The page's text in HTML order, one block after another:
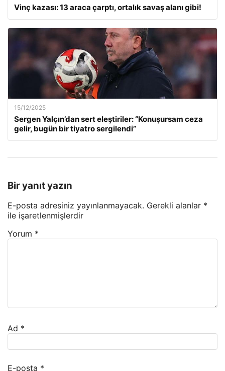
Vinç kazası: 13 araca çarptı, ortalık savaş alanı gibi!
15/12/2025
Sergen Yalçın’dan sert eleştiriler: “Konuşursam ceza
gelir, bugün bir tiyatro sergilendi”
Bir yanıt yazın
E-posta adresiniz yayınlanmayacak. Gerekli alanlar *
ile işaretlenmişlerdir
Yorum *
Ad *
E-posta *